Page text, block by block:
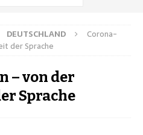
DEUTSCHLAND
Corona-
der Sprache
– von der
Sprache